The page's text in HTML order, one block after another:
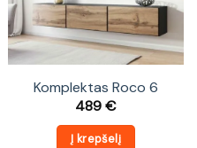
Komplektas Roco 6
489€
Į krepšelį